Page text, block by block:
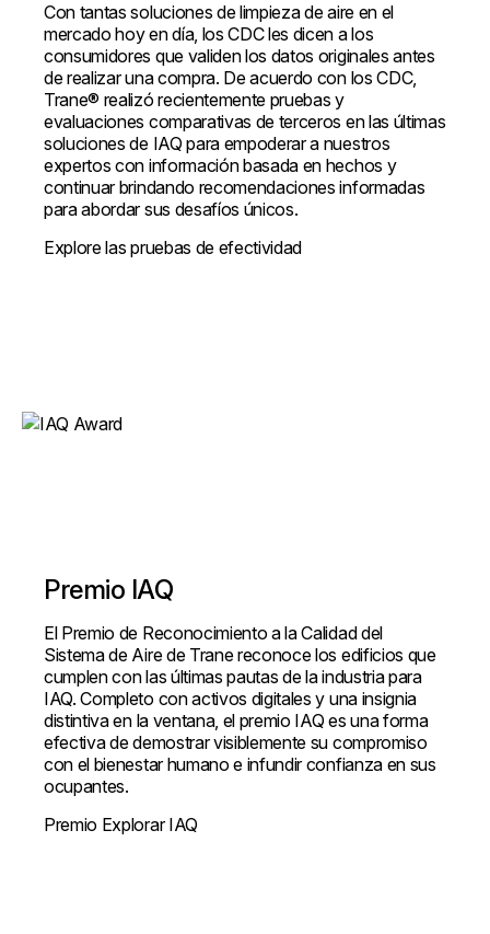
Con tantas soluciones de limpieza de aire en el
mercado hoy en día, los CDC les dicen a los
consumidores que validen los datos originales antes
de realizar una compra. De acuerdo con los CDC,
Trane® realizó recientemente pruebas y
evaluaciones comparativas de terceros en las últimas
soluciones de IAQ para empoderar a nuestros
expertos con información basada en hechos y
continuar brindando recomendaciones informadas
para abordar sus desafíos únicos.
Explore las pruebas de efectividad
Premio IAQ
El Premio de Reconocimiento a la Calidad del
Sistema de Aire de Trane reconoce los edificios que
cumplen con las últimas pautas de la industria para
IAQ. Completo con activos digitales y una insignia
distintiva en la ventana, el premio IAQ es una forma
efectiva de demostrar visiblemente su compromiso
con el bienestar humano e infundir confianza en sus
ocupantes.
Premio Explorar IAQ